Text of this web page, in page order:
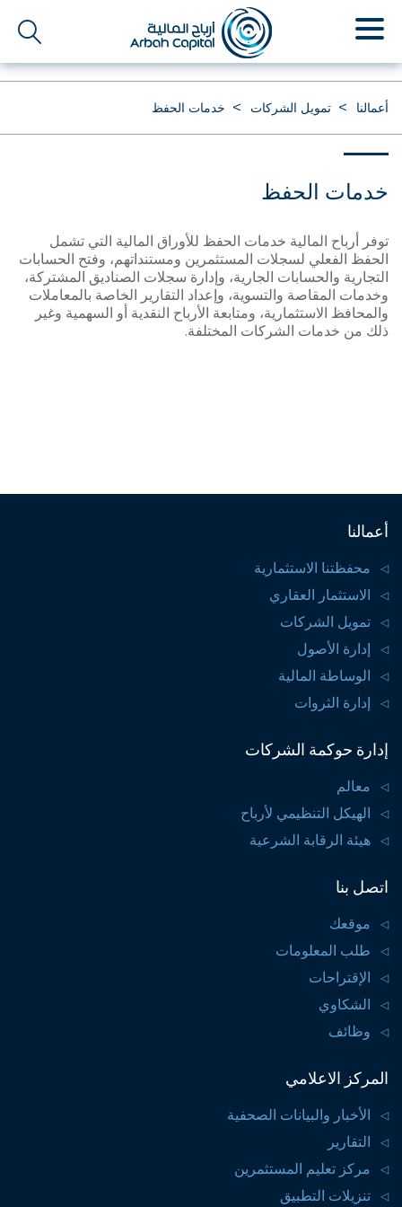
إلى
المحتوى
الرئيسي
أعمالنا تمويل الشركات خدمات الحفظ
خدمات الحفظ
توفر أرباح المالية خدمات الحفظ للأوراق المالية التي تشمل
الحفظ الفعلي لسجلات المستثمرين ومستنداتهم، وفتح الحسابات
التجارية والحسابات الجارية، وإدارة سجلات الصناديق المشتركة،
وخدمات المقاصة والتسوية، وإعداد التقارير الخاصة بالمعاملات
والمحافظ الاستثمارية، ومتابعة الأرباح النقدية أو السهمية وغير
ذلك من خدمات الشركات المختلفة.
أعمالنا
محفظتنا الاستثمارية
الاستثمار العقاري
تمويل الشركات
إدارة الأصول
الوساطة المالية
إدارة الثروات
إدارة حوكمة الشركات
معالم
الهيكل التنظيمي لأرباح
هيئة الرقابة الشرعية
اتصل بنا
موقعك
طلب المعلومات
الإقتراحات
الشكاوي
وظائف
المركز الاعلامي
الأخبار والبيانات الصحفية
التقارير
مركز تعليم المستثمرين
تنزيلات التطبيق